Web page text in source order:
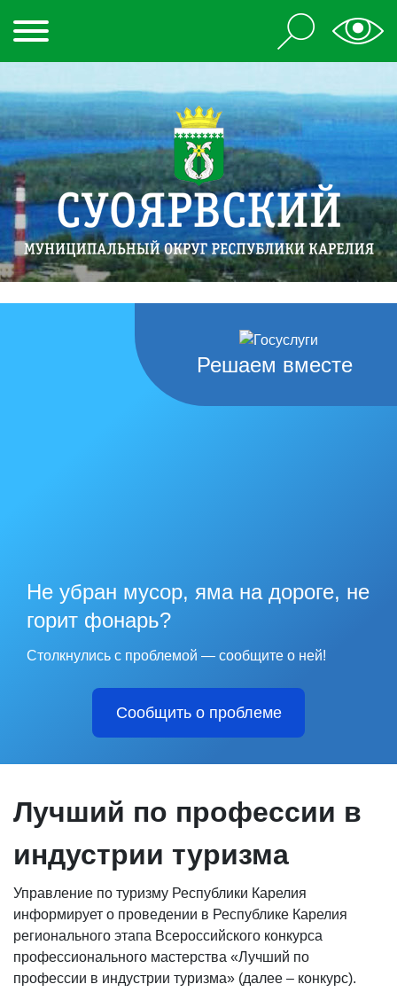
Решаем вместе
Не убран мусор, яма на дороге, не
горит фонарь?
Столкнулись с проблемой — сообщите о ней!
Сообщить о проблеме
Лучший по профессии в
индустрии туризма
Управление по туризму Республики Карелия
информирует о проведении в Республике Карелия
регионального этапа Всероссийского конкурса
профессионального мастерства «Лучший по
профессии в индустрии туризма» (далее – конкурс).